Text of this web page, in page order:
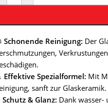
Schonende Reinigung: Der
Effektive Spezialformel: Mit
sanft zur Glaskeramik.
Schutz & Glanz: Dank